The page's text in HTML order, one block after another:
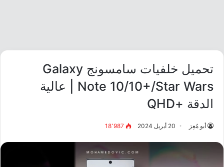
تحميل خلفيات سامسونج Galaxy
Note 10/10+/Star Wars | عالية
الدقة +QHD
أبو مُعِز 20 أبريل 2024 18٬987